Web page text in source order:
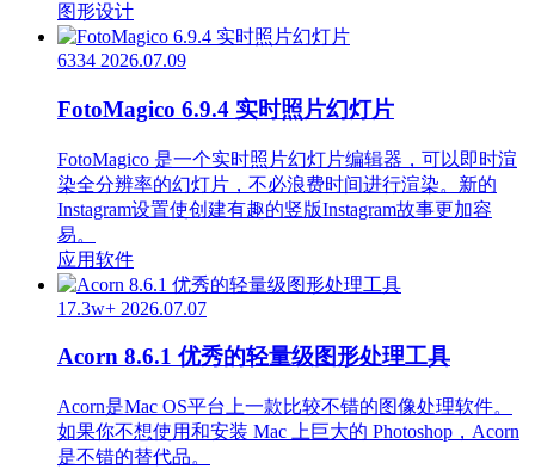
图形设计
6334 2026.07.09
FotoMagico 6.9.4 实时照片幻灯片
FotoMagico 是一个实时照片幻灯片编辑器，可以即时渲
染全分辨率的幻灯片，不必浪费时间进行渲染。新的
Instagram设置使创建有趣的竖版Instagram故事更加容
易。
应用软件
17.3w+ 2026.07.07
Acorn 8.6.1 优秀的轻量级图形处理工具
Acorn是Mac OS平台上一款比较不错的图像处理软件。
如果你不想使用和安装 Mac 上巨大的 Photoshop，Acorn
是不错的替代品。